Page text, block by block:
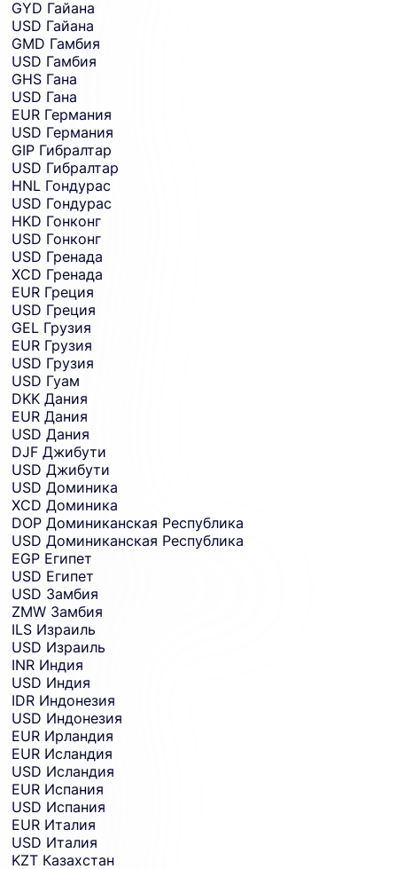
GYD Гайана
USD Гайана
GMD Гамбия
USD Гамбия
GHS Гана
USD Гана
EUR Германия
USD Германия
GIP Гибралтар
USD Гибралтар
HNL Гондурас
USD Гондурас
HKD Гонконг
USD Гонконг
USD Гренада
XCD Гренада
EUR Греция
USD Греция
GEL Грузия
EUR Грузия
USD Грузия
USD Гуам
DKK Дания
EUR Дания
USD Дания
DJF Джибути
USD Джибути
USD Доминика
XCD Доминика
DOP Доминиканская Республика
USD Доминиканская Республика
EGP Египет
USD Египет
USD Замбия
ZMW Замбия
ILS Израиль
USD Израиль
INR Индия
USD Индия
IDR Индонезия
USD Индонезия
EUR Ирландия
EUR Исландия
USD Исландия
EUR Испания
USD Испания
EUR Италия
USD Италия
KZT Казахстан